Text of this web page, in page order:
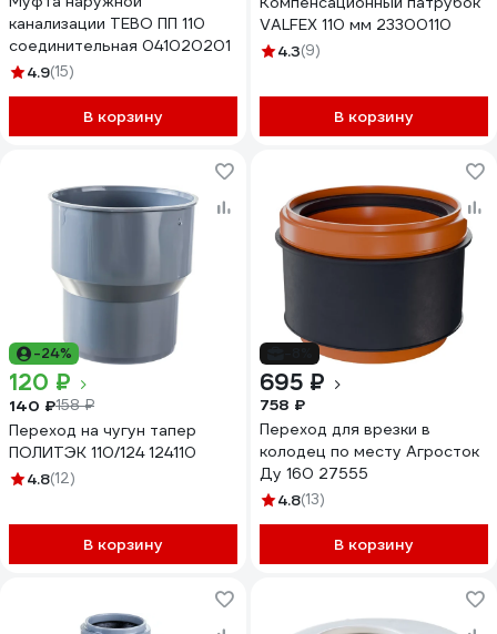
канализации TEBO ПП 110
соединительная 041020201
4.9(15)
В корзину
VALFEX 110 мм 23300110
4.3(9)
В корзину
-24%
120 ₽
140 ₽158 ₽
Переход на чугун тапер
ПОЛИТЭК 110/124 124110
4.8(12)
В корзину
695 ₽
758 ₽
Переход для врезки в
колодец по месту Агросток
Ду 160 27555
4.8(13)
В корзину